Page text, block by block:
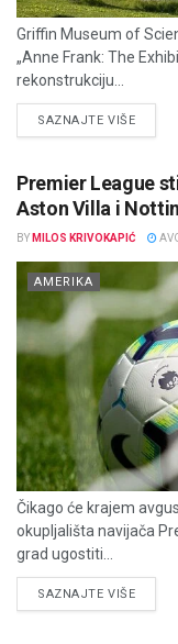
Griffin Museum of
„Anne Frank: The
rekonstrukciju...
SAZNAJTE VIŠE
Premier League
Aston Villa i
BY MILOS KRIVOKAPIĆ
AMERIKA
Čikago će krajem
okupljališta navijača
grad ugostiti...
SAZNAJTE VIŠE